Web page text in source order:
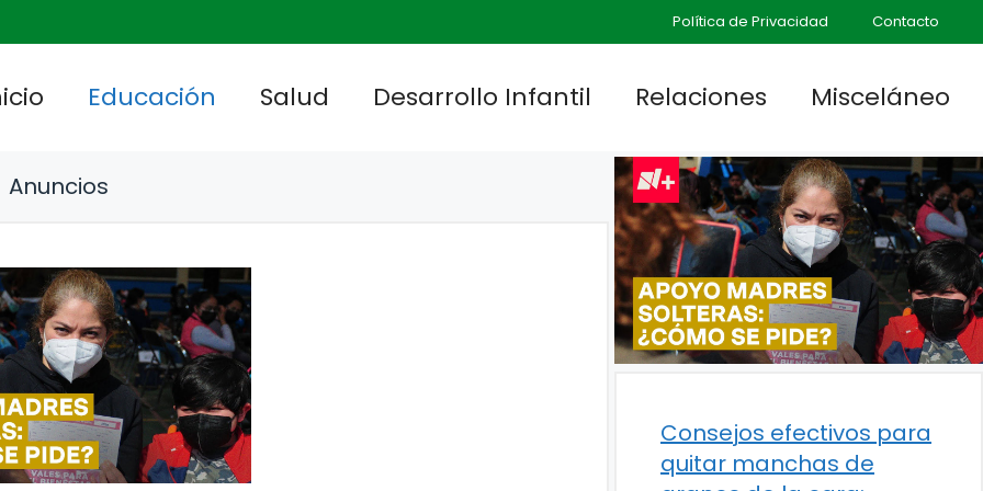
Política de Privacidad Contacto
Educación Salud Desarrollo Infantil Relaciones Misceláneo
Anuncios
Consejos efectivos para
quitar manchas de